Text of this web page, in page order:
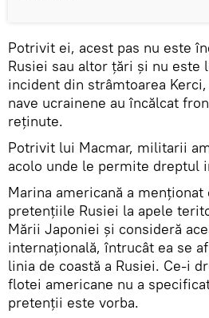
Potrivit ei, acest pas nu este
Rusiei sau altor ţări şi nu este
incident din strâmtoarea
nave ucrainene au încălcat
reţinute.
Potrivit lui Macmar, militarii
acolo unde le permite dreptul
Marina americană a menţionat
pretenţiile Rusiei la apele
Mării Japoniei şi consideră
internaţională, întrucât ea se
linia de coastă a Rusiei. Ce-i
flotei americane nu a
pretenţii este vorba.